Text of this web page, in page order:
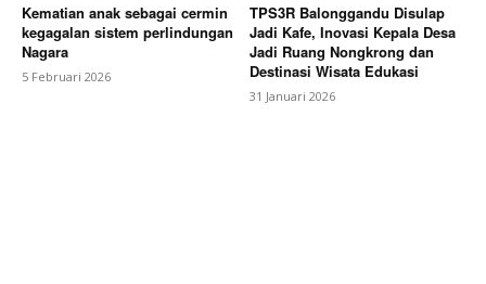
Kematian anak sebagai cermin
kegagalan sistem perlindungan
Nagara
5 Februari 2026
TPS3R Balonggandu Disulap
Jadi Kafe, Inovasi Kepala Desa
Jadi Ruang Nongkrong dan
Destinasi Wisata Edukasi
31 Januari 2026